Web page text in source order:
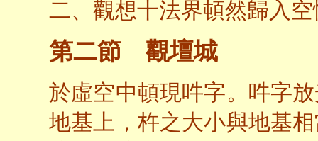
二、觀想十法界頓然歸入
第二節 觀壇城
於虛空中頓現吽字。吽字
地基上，杵之大小與地基